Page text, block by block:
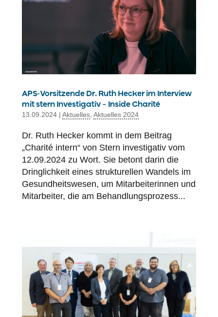
APS-Vorsitzende Dr. Ruth Hecker im Interview
mit stern Investigativ – Inside Charité
13.09.2024| Aktuelles, Aktuelles 2024
Dr. Ruth Hecker kommt in dem Beitrag
„Charité intern“ von Stern investigativ vom
12.09.2024 zu Wort. Sie betont darin die
Dringlichkeit eines strukturellen Wandels im
Gesundheitswesen, um Mitarbeiterinnen und
Mitarbeiter, die am Behandlungsprozess...